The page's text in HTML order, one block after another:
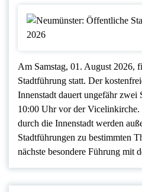
Am Samstag, 01. August 2026,
Stadtführung statt. Der
Innenstadt dauert ungefähr zwei
10:00 Uhr vor der Vicelinkirche.
durch die Innenstadt werden
Stadtführungen zu bestimmten
nächste besondere Führung mit